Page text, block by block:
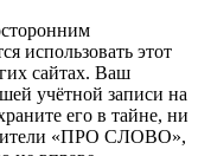
использовать этот
сайтах. Ваш
учётной записи на
его в тайне, ни
«ПРО СЛОВО»,